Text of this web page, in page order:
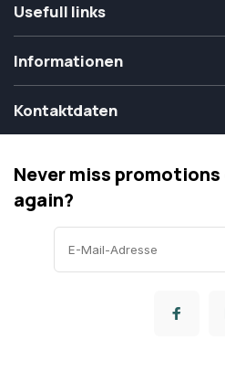
Usefull links
Informationen
Kontaktdaten
Never miss
again?